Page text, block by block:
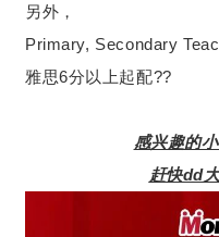
另外，
Primary, Secondary
雅思6分以上起配??
感兴趣的
赶快dd